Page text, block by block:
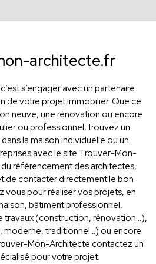
architecte.fr
s’engager avec un partenaire
de votre projet immobilier. Que ce
neuve, une rénovation ou encore
ou professionnel, trouvez un
la maison individuelle ou un
avec le site Trouver-Mon-
référencement des architectes,
de contacter directement le bon
vous pour réaliser vos projets, en
bâtiment professionnel,
(construction, rénovation...),
traditionnel...) ou encore
Mon-Architecte contactez un
pour votre projet.